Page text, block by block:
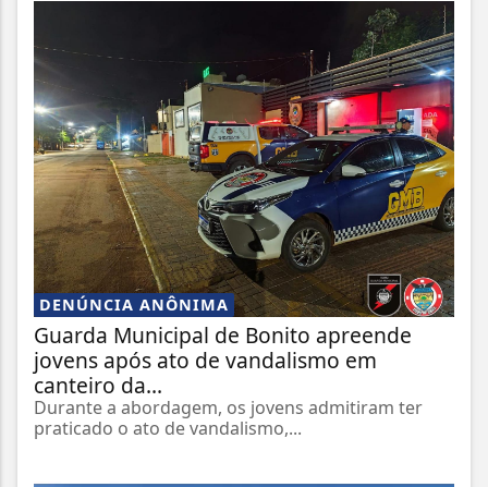
DENÚNCIA ANÔNIMA
Guarda Municipal de Bonito apreende
jovens após ato de vandalismo em
canteiro da...
Durante a abordagem, os jovens admitiram ter
praticado o ato de vandalismo,...